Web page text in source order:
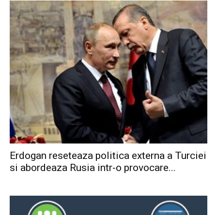
Erdogan reseteaza politica externa a Turciei
si abordeaza Rusia intr-o provocare...